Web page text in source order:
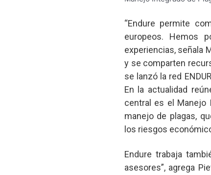
“Endure permite
europeos. Hemos
experiencias, señala
y se comparten
se lanzó la red
En la actualidad
central es el Manejo
manejo de plagas,
los riesgos
Endure trabaja
asesores”, agrega